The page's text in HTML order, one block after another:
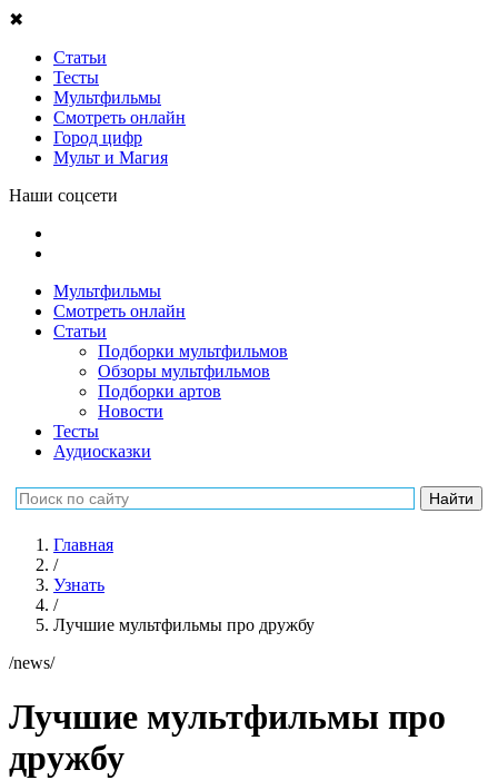
✖
Статьи
Тесты
Мультфильмы
Смотреть онлайн
Город цифр
Мульт и Магия
Наши соцсети
Мультфильмы
Смотреть онлайн
Статьи
Подборки мультфильмов
Обзоры мультфильмов
Подборки артов
Новости
Тесты
Аудиосказки
Главная
/
Узнать
/
Лучшие мультфильмы про дружбу
/news/
Лучшие мультфильмы про
дружбу